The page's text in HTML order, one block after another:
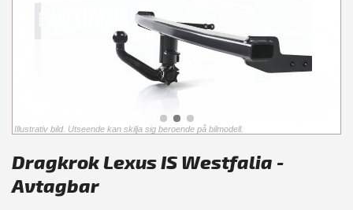
Illustrativ bild. Utseende kan skilja sig beroende på bilmodell.
Dragkrok Lexus IS Westfalia -
Avtagbar